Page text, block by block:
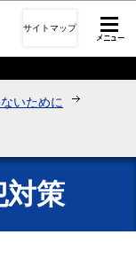
サイトマップ
いために
対策